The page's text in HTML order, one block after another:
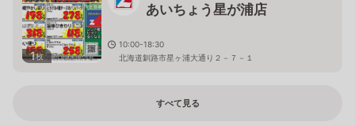
1枚
あいちょう星が浦店
10:00-18:30
北海道釧路市星ヶ浦大通り２－７－１
すべて見る